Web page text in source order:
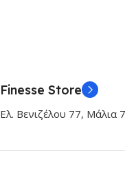
Finesse Store
Ελ. Βενιζέλου 77, Μάλια